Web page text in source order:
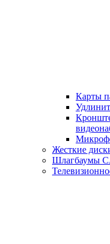
Карты
Жесткие
Шлагбаумы